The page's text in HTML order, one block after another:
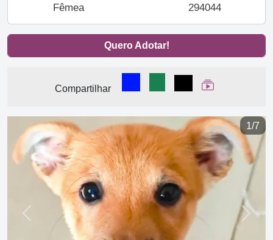
Fêmea
294044
Quero Adotar!
Compartilhar
Compartilhar no Facebook
Compartilhar no
Compartilhar
Ver Web Story
1/7
Previous Next